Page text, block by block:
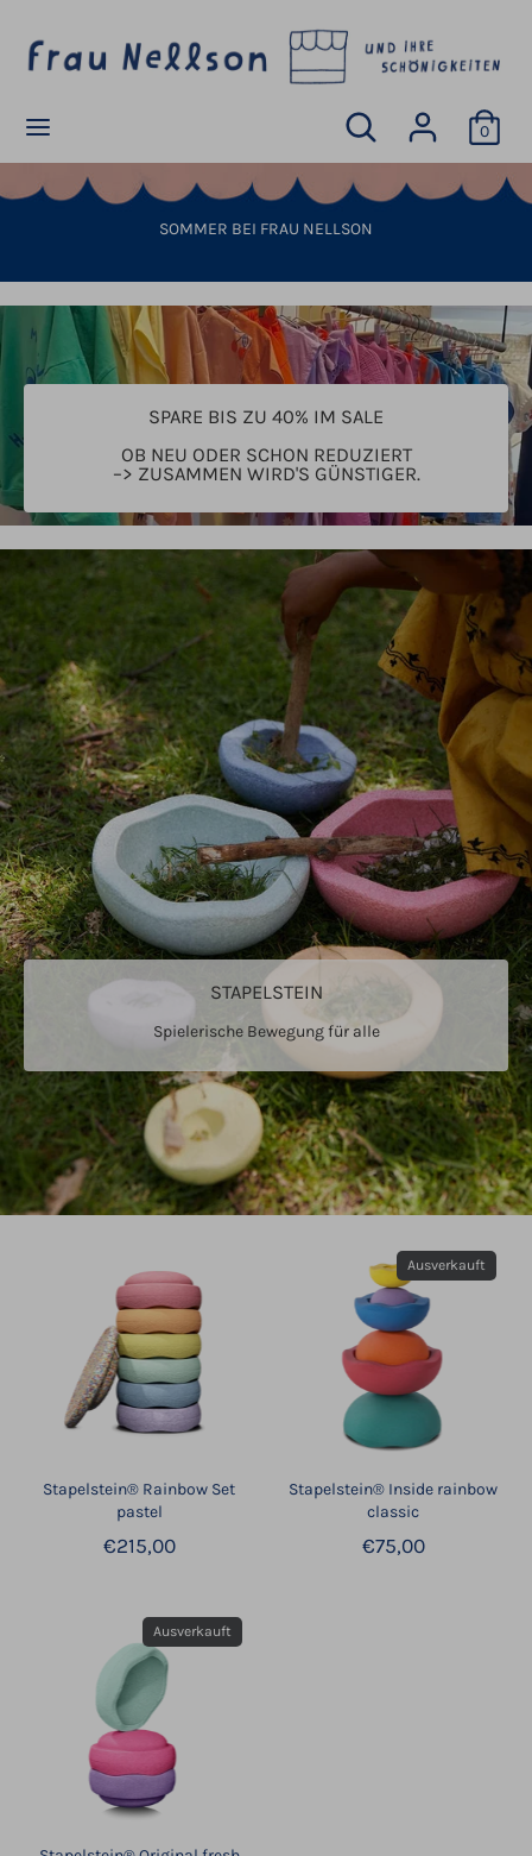
Inhalt
Suchen
Shop
0
W
Ä
U
Deutschland (EUR €)
Shop
SOMMER BEI FRAU NELLSON
SPARE BIS ZU 40% IM SALE
OB NEU ODER SCHON REDUZIERT
–> ZUSAMMEN WIRD'S GÜNSTIGER.
STAPELSTEIN
Spielerische Bewegung für alle
Stapelstein® Rainbow Set
pastel
€215,00
Stapelstein® Inside rainbow
classic
€75,00
Ausverkauft
Ausverkauft